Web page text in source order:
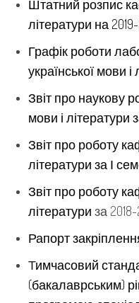
Штатний розпис
літератури на
Графік роботи
української мови і
Звіт про наукову
мови і літератури
Звіт про роботу
літератури за І
Звіт про роботу
літератури за
Рапорт
Тимчасовий
(бакалаврським)